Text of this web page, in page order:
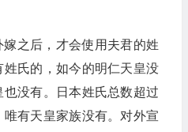
之后，才会使用夫君的姓
姓氏的，如今的明仁天皇没
没有。日本姓氏总数超过
有天皇家族没有。对外宣